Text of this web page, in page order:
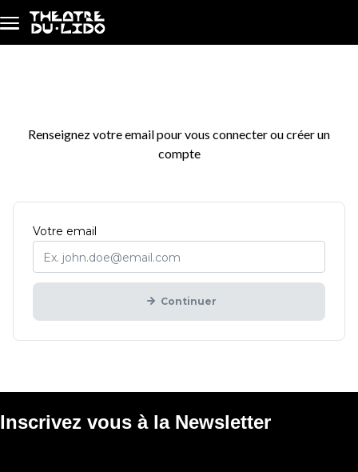
Aller au contenu principal
Renseignez votre email pour vous connecter ou créer un
compte
Votre email
Continuer
Inscrivez vous à la Newsletter